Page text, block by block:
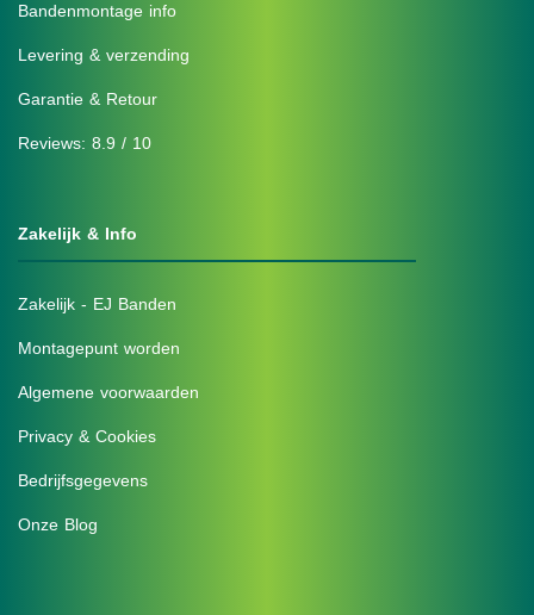
Bandenmontage info
Levering & verzending
Garantie & Retour
Reviews: 8.9 / 10
Zakelijk & Info
Zakelijk - EJ Banden
Montagepunt worden
Algemene voorwaarden
Privacy & Cookies
Bedrijfsgegevens
Onze Blog